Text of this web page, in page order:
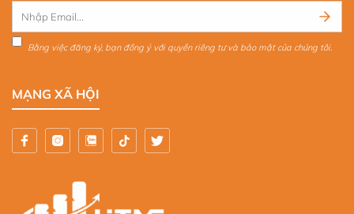
Bằng việc đăng ký, bạn đồng ý với quyền riêng tư và bảo mật của chúng tôi.
MẠNG XÃ HỘI